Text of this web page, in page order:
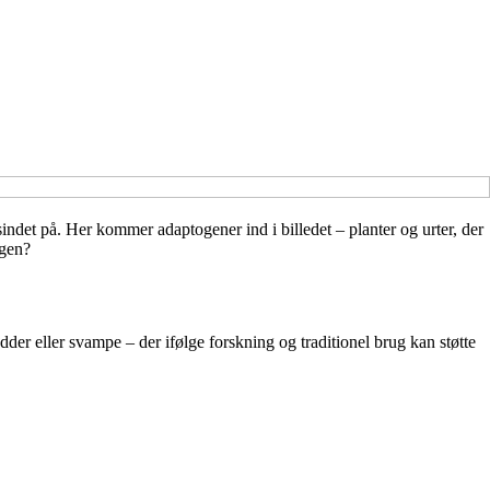
på. Her kommer adaptogener ind i billedet – planter og urter, der
eller svampe – der ifølge forskning og traditionel brug kan støtte